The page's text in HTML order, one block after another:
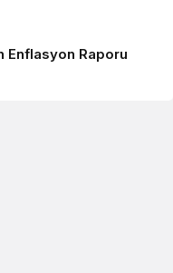
Enflasyon Raporu